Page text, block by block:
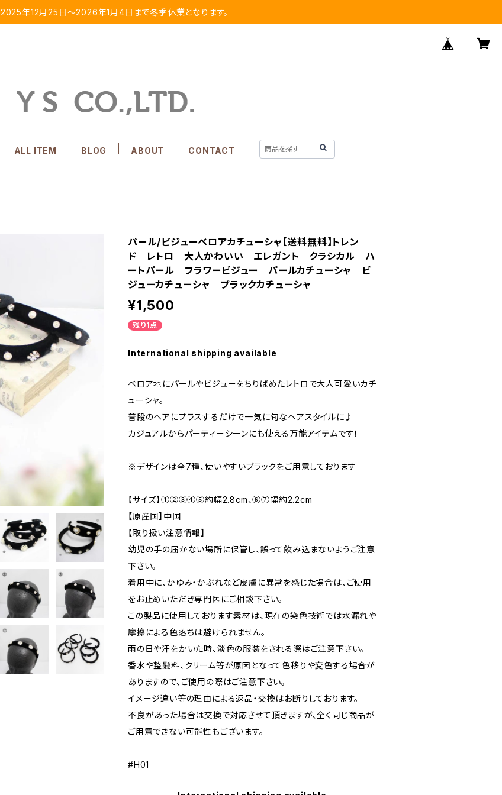
2025年12月25日～2026年1月4日まで冬季休業となります。
ALL ITEM BLOG ABOUT CONTACT
パール/ビジューベロアカチューシャ【送料無料】トレン
ド レトロ 大人かわいい エレガント クラシカル ハ
ートパール フラワービジュー パールカチューシャ ビ
ジューカチューシャ ブラックカチューシャ
¥1,500
残り1点
International shipping available
ベロア地にパールやビジューをちりばめたレトロで大人可愛いカチ
ューシャ。
普段のヘアにプラスするだけで一気に旬なヘアスタイルに♪
カジュアルからパーティーシーンにも使える万能アイテムです！
※デザインは全7種、使いやすいブラックをご用意しております
【サイズ】①②③④⑤約幅2.8cm、⑥⑦幅約2.2cm
【原産国】中国
【取り扱い注意情報】
幼児の手の届かない場所に保管し、誤って飲み込まないようご注意
下さい。
着用中に、かゆみ・かぶれなど皮膚に異常を感じた場合は、ご使用
をお止めいただき専門医にご相談下さい。
この製品に使用しております素材は、現在の染色技術では水漏れや
摩擦による色落ちは避けられません。
雨の日や汗をかいた時、淡色の服装をされる際はご注意下さい。
香水や整髪料、クリーム等が原因となって色移りや変色する場合が
ありますので、ご使用の際はご注意下さい。
イメージ違い等の理由による返品・交換はお断りしております。
不良があった場合は交換で対応させて頂きますが、全く同じ商品が
ご用意できない可能性もございます。
#H01